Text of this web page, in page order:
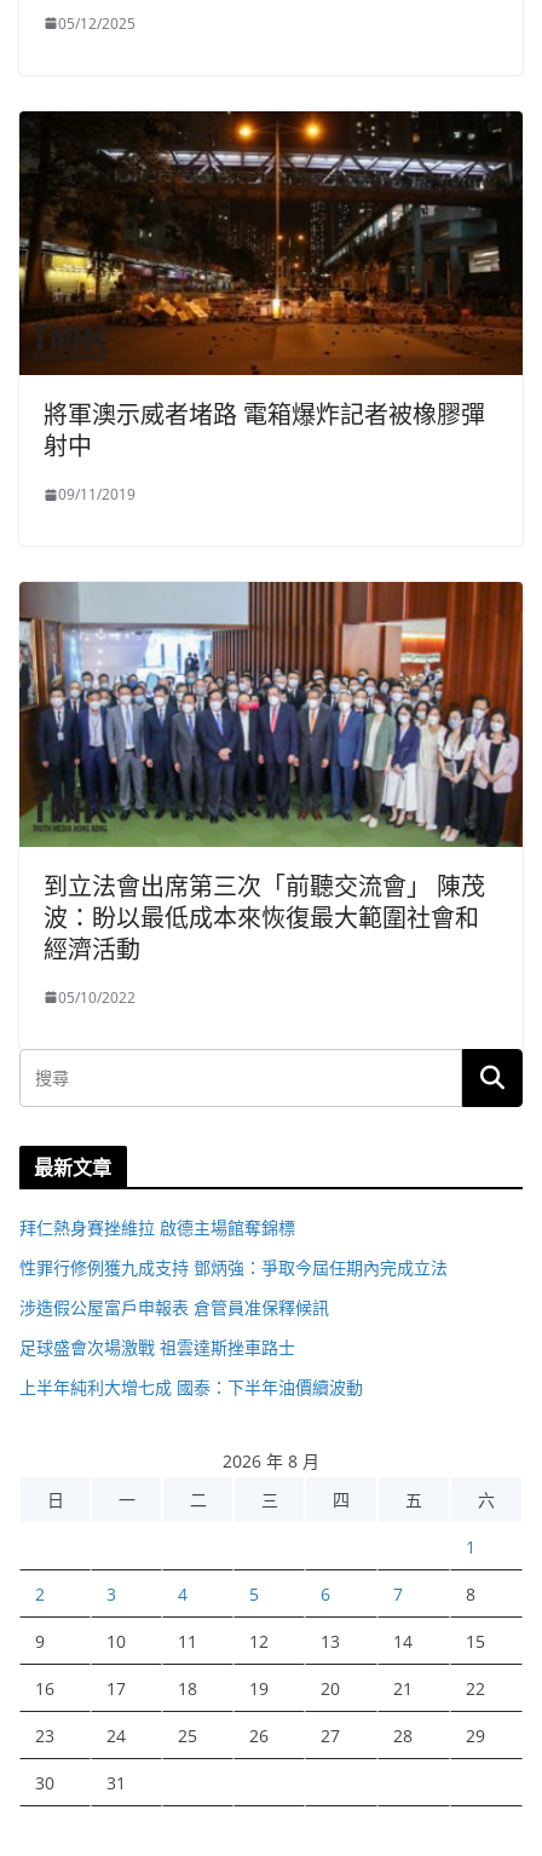
05/12/2025
將軍澳示威者堵路 電箱爆炸記者被橡膠彈
射中
09/11/2019
到立法會出席第三次「前聽交流會」 陳茂
波：盼以最低成本來恢復最大範圍社會和
經濟活動
05/10/2022
最新文章
拜仁熱身賽挫維拉 啟德主場館奪錦標
性罪行修例獲九成支持 鄧炳強：爭取今屆任期內完成立法
涉造假公屋富戶申報表 倉管員准保釋候訊
足球盛會次場激戰 祖雲達斯挫車路士
上半年純利大增七成 國泰：下半年油價續波動
2026 年 8 月
日
一 二 三 四 五 六
1
2 3 4 5 6 7 8
9 10 11 12 13 14 15
16 17 18 19 20 21 22
23 24 25 26 27 28 29
30 31